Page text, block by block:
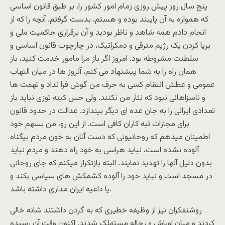
پنج سال روز پیش روزی زمام امور کشور را، بر طبق قانون اساسی
که همواره به آن پایبند بوده و هستم، بدست گرفتم. آنچه را که از
انجام دادم همه شاهد و ناظر بودید و آن برقراری حاکمیت ملی و
برپا کردن یک رژیم مترقی و دمکراتیک، در چارچوب قانون اساسی و
سلطنت مشروطه بود. امروز اگر باز مرا مامور خدمت کنید، باز
همان راه را به شما پیشنهاد می کنم، آنروز ها در میان التهاب
عمومی و عطش انتقام کسی به حرف من گوش فرا نداد و تهمت ها
و ناسزاهائی نبود که نثار من نکنند. ولی حس کینه توزی نباید باز
تعدادی ایرانی را به جان عده ای دیگر بیندازد. عدالت در حدود قانون
برای مجازات تبه کاران کافی است. از این رو، من بسهم خود
اطمینان میدهم که روحانیونی که دست آنان به خون مردم بیگناه
آلوده نشده است، نباید هراسی به خود راه دهند و مردم نباید
بدون دلیل آنها را تهدید نمایند. البته بازتکرار میکنم که جای روحانی
در مسجد است و نباید خود را آلوده کشمکش های سیاسی بکند و
یا داعیه ایران مداری داشته باشد.
روشنفکران نیز از وظیفه خطیری که به گردن داشتند شانه خالی